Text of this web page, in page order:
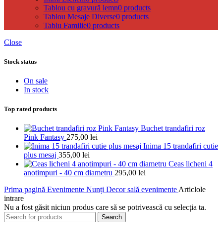
Tablou cu gravură lemn0 products
Tablou Mesaje Diverse0 products
Tablu Familie0 products
Close
Stock status
On sale
In stock
Top rated products
Buchet trandafiri roz
Pink Fantasy 275,00 lei
Inima 15 trandafiri cutie
plus mesaj 355,00 lei
Ceas licheni 4
anotimpuri - 40 cm diametru 295,00 lei
Prima pagină Evenimente Nunți Decor sală evenimente Articlole
intrare
Nu a fost găsit niciun produs care să se potrivească cu selecția ta.
Search